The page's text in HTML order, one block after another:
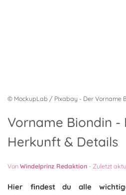
© MockupLab / Pixabay - Der Vorname
Vorname Biondin -
Herkunft & Details
VonWindelprinz Redaktion - Zuletzt
Hier findest du alle